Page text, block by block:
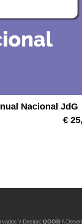
Nacional JdG
€
\\ Design: QOOB \\